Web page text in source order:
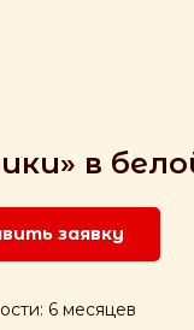
в
заявку
6 месяцев